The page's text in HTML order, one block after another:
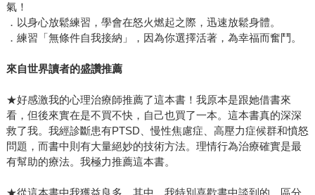
氣！
．以身心放鬆練習，學會在怒火燃起之際，迅速放鬆身體。
．練習「無條件自我接納」，因為你選擇活著，為幸福而奮鬥。
來自世界讀者的盛讚推薦
★好感激我的心理治療師推薦了這本書！我原本是跟她借書來
看，但後來實在是不買不快，自己也買了一本。這本書真的深深
救了我。我經診斷患有PTSD、慢性焦慮症、高壓力症候群和憤怒
問題，而書中則有大量絕妙的技術方法。理情行為治療確實是最
有幫助的療法。我極力推薦這本書。
★從這本書中我獲益良多。其中，我特別喜歡書中談到的，區分